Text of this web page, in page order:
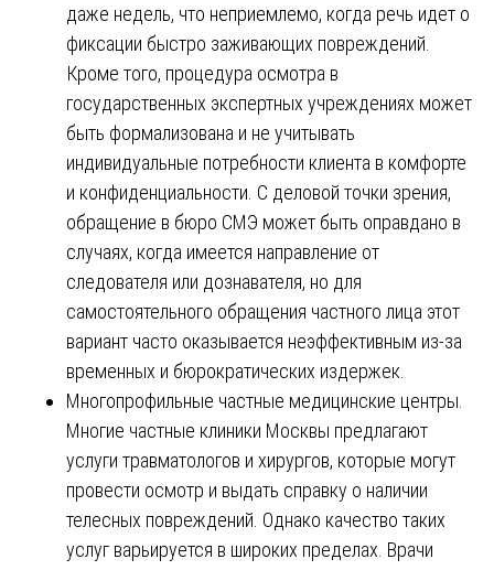
даже недель, что неприемлемо, когда речь идет о
фиксации быстро заживающих повреждений.
Кроме того, процедура осмотра в
государственных экспертных учреждениях может
быть формализована и не учитывать
индивидуальные потребности клиента в комфорте
и конфиденциальности. С деловой точки зрения,
обращение в бюро СМЭ может быть оправдано в
случаях, когда имеется направление от
следователя или дознавателя, но для
самостоятельного обращения частного лица этот
вариант часто оказывается неэффективным из-за
временных и бюрократических издержек.
Многопрофильные частные медицинские центры.
Многие частные клиники Москвы предлагают
услуги травматологов и хирургов, которые могут
провести осмотр и выдать справку о наличии
телесных повреждений. Однако качество таких
услуг варьируется в широких пределах. Врачи